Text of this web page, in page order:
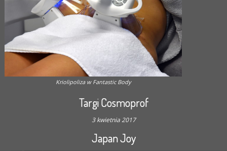
Kriolipoliza w Fantastic Body
Targi Cosmoprof
3 kwietnia 2017
Japan Joy